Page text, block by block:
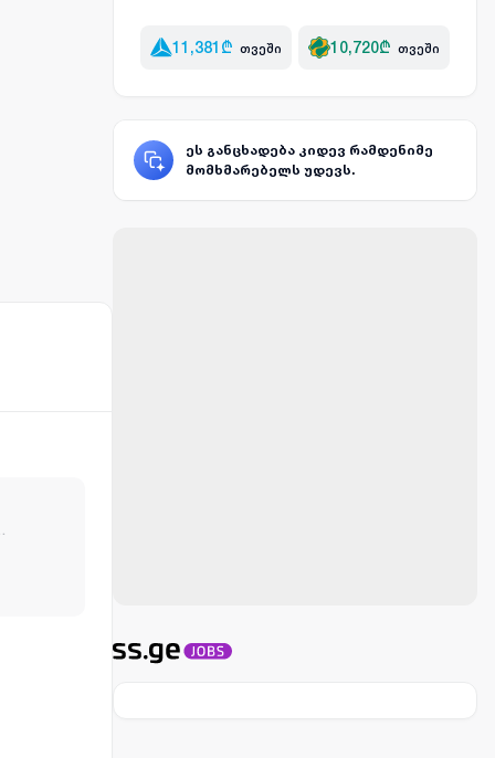
11,381 ₾ თვეში 10,720₾ თვეში
ეს განცხადება კიდევ რამდენიმე
მომხმარებელს უდევს.